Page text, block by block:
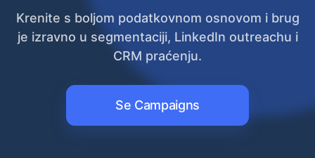
Krenite s boljom podatkovnom osnovom i brug
je izravno u segmentaciji, LinkedIn outreachu i
CRM praćenju.
Se Campaigns